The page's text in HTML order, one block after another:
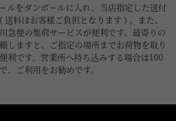
ルをダンボールに入れ、当店指定した送付
料はお客様ご負担となります ) 。また、
急便の集荷サービスが便利です。最寄りの
しますと、ご指定の場所までお荷物を取り
利です。営業所へ持ち込みする場合は100
、ご利用をお勧めです。